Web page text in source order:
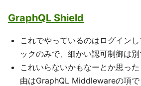
GraphQL Shield
これでやっているのはログイン
ックのみで、細かい認可制御は
これいらないかもなーとか思っ
由はGraphQL Middlewareの項で